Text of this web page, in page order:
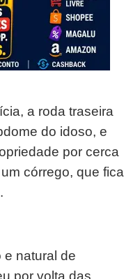
a roda traseira
do idoso, e
por cerca
córrego, que fica
e natural de
por volta das